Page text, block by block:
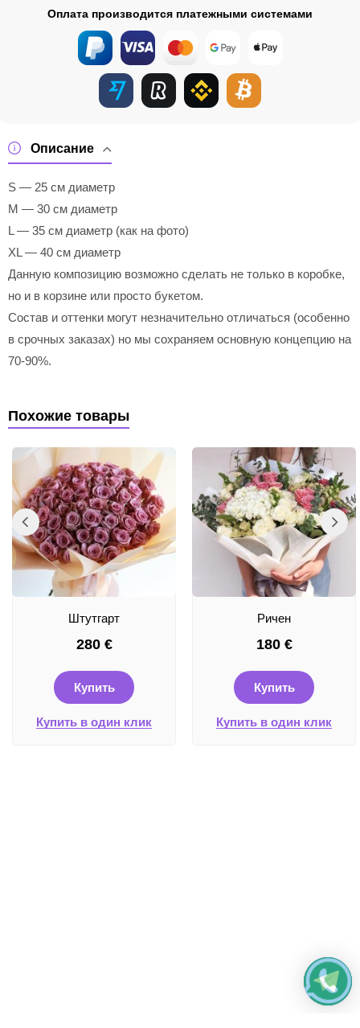
Описание
S — 25 см диаметр
M — 30 см диаметр
L — 35 см диаметр (как на фото)
XL — 40 см диаметр
Данную композицию возможно сделать не только в коробке,
но и в корзине или просто букетом.
Состав и оттенки могут незначительно отличаться (особенно
в срочных заказах) но мы сохраняем основную концепцию на
70-90%.
Оплата производится платежными системами
Похожие товары
Штутгарт
280 €
Купить
Купить в один клик
Ричен
180 €
Купить
Купить в один клик